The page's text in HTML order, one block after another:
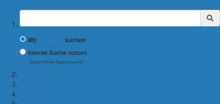
Suchbegriff
Mit
suchen
Interne Suche nutzen
(eingeschränkte Ergebnisqualität)